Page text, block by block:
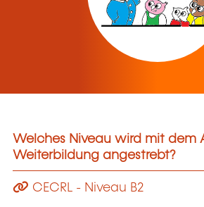
Welches Niveau wird mit dem
Weiterbildung angestrebt?
CECRL - Niveau B2